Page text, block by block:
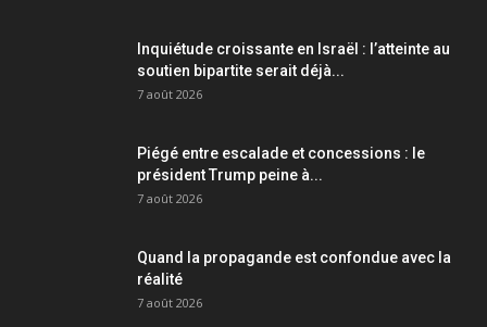
Inquiétude croissante en Israël : l’atteinte au
soutien bipartite serait déjà...
7 août 2026
Piégé entre escalade et concessions : le
président Trump peine à...
7 août 2026
Quand la propagande est confondue avec la
réalité
7 août 2026